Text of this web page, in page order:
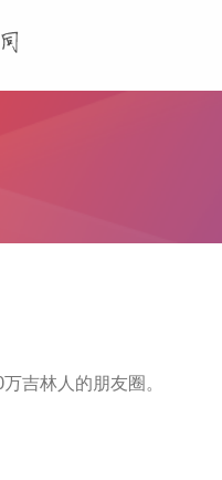
吉林人的朋友圈。